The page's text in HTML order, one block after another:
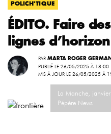
POLICH'TIQUE
ÉDITO. Faire
lignes d’horizon
PAR MARTA ROGER GERMANI
PUBLIÉ LE 26/05/2025 À 18:00
MIS À JOUR LE 26/05/2025 À
La Manche,
Pépère News